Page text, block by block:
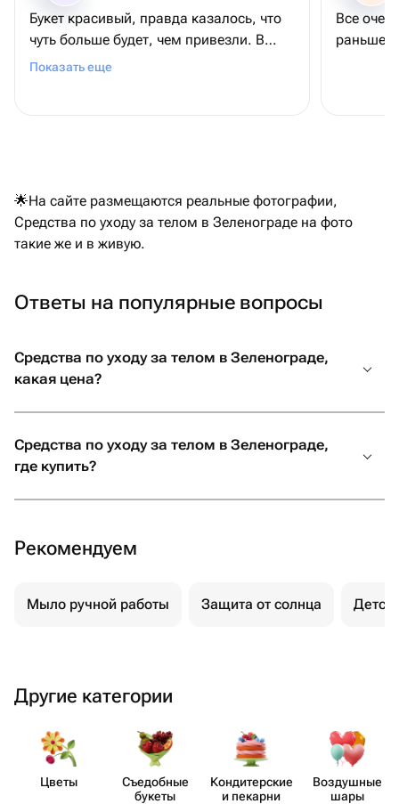
Букет красивый, правда казалось, что
чуть больше будет, чем привезли. В
целом все хорошо
Показать еще
Все
раньше
🌟На сайте размещаются реальные фотографии,
Средства по уходу за телом в Зеленограде на фото
такие же и в живую.
Ответы на популярные вопросы
Средства по уходу за телом в Зеленограде,
какая цена?
Средства по уходу за телом в Зеленограде,
где купить?
Рекомендуем
Мыло ручной работы Защита от солнца
Другие категории
Цветы
Съедобные
букеты
Кондит​ерские
и пекарни
Воздушные
шары